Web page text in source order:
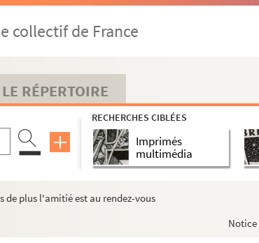
collectif de France
LE RÉPERTOIRE
RECHERCHES CIBLÉES
Imprimés
multimédia
de plus l'amitié est au rendez-vous
Notice